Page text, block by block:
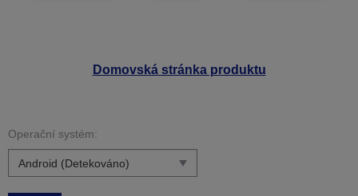
Domovská stránka produktu
Operační systém: